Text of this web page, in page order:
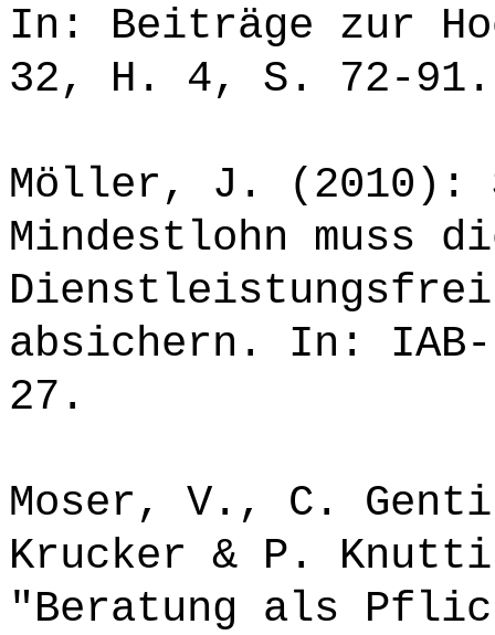
In: Beiträge zur
32, H. 4, S. 72-91.
Möller, J. (2010):
Mindestlohn muss
absichern. In:
27.
Moser, V., C.
Krucker & P.
"Beratung als